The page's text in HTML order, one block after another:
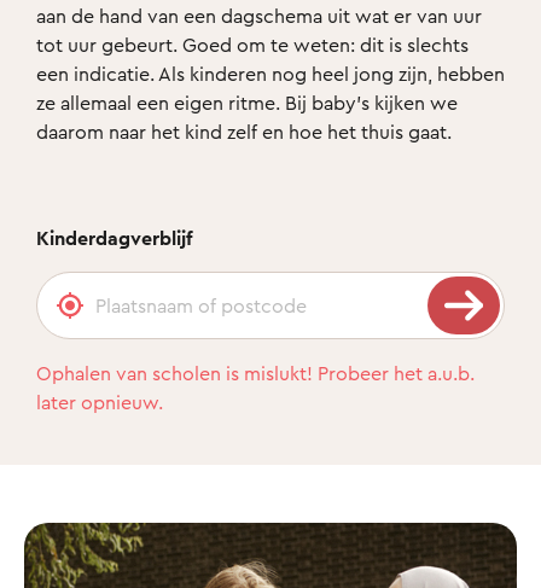
aan de hand van een dagschema uit wat er van uur
tot uur gebeurt. Goed om te weten: dit is slechts
een indicatie. Als kinderen nog heel jong zijn, hebben
ze allemaal een eigen ritme. Bij baby’s kijken we
daarom naar het kind zelf en hoe het thuis gaat.
Kinderdagverblijf
Ophalen van scholen is mislukt! Probeer het a.u.b.
later opnieuw.